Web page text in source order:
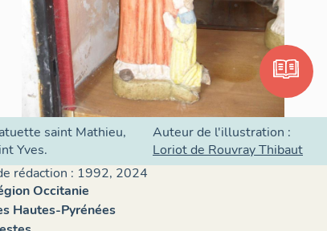
saint Mathieu,
Yves.
Auteur de l'illustration :
Loriot de Rouvray Thibaut
rédaction : 1992, 2024
Occitanie
Hautes-Pyrénées